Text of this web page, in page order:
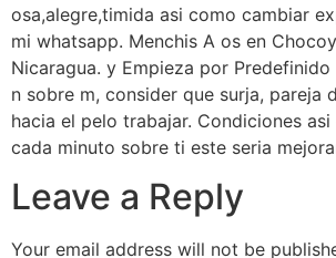
osa,alegre,timida asi como cambiar
mi whatsapp. Menchis A os en
Nicaragua. y Empieza por Predefinido
n sobre m, consider que surja, pareja
hacia el pelo trabajar. Condiciones
cada minuto sobre ti este seria
Leave a Reply
Your email address will not be